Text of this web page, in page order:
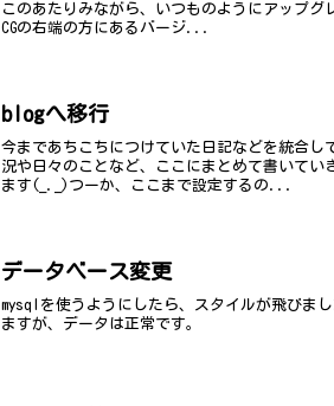
このあたりみながら、いつものようにアップ
CGの右端の方にあるバージ...
blogへ移行
今まであちこちにつけていた日記などを統合
況や日々のことなど、ここにまとめて書いて
ます(_._)つーか、ここまで設定するの...
データベース変更
mysqlを使うようにしたら、スタイルが飛びま
ますが、データは正常です。